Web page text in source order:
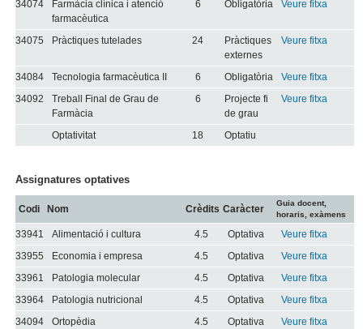
34074
Farmàcia clínica i atenció
farmacèutica
6 Obligatòria Veure fitxa
34075 Pràctiques tutelades 24
Pràctiques
externes
Veure fitxa
34084 Tecnologia farmacèutica II 6 Obligatòria
Veure fitxa
34092
Treball Final de Grau de
Farmàcia
6
Projecte fi
de grau
Veure fitxa
Optativitat 18 Optatiu
Assignatures optatives
Codi Nom Crèdits Caràcter
Guia docent,
horaris, exàmens
33941 Alimentació i cultura 4.5 Optativa
Veure fitxa
33955
Economia i empresa 4.5 Optativa
Veure fitxa
33961
Patologia molecular 4.5 Optativa
Veure fitxa
33964
Patologia nutricional 4.5 Optativa
Veure fitxa
34094
Ortopèdia 4.5 Optativa
Veure fitxa